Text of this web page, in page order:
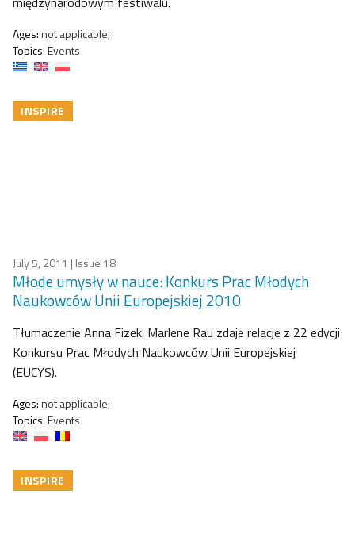
Ages:not applicable;
Topics:Events
INSPIRE
July 5, 2011 | Issue 18
Młode umysły w nauce: Konkurs Prac Młodych
Naukowców Unii Europejskiej 2010
Tłumaczenie Anna Fizek. Marlene Rau zdaje relacje z 22 edycji
Konkursu Prac Młodych Naukowców Unii Europejskiej
(EUCYS).
Ages:not applicable;
Topics:Events
INSPIRE